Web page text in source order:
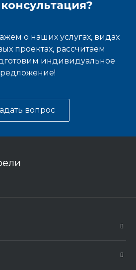
о наших услугах, видах
проектах, рассчитаем
индивидуальное
вопрос